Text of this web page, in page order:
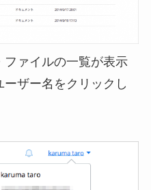
ファイルの一覧が表示
ザー名をクリックし